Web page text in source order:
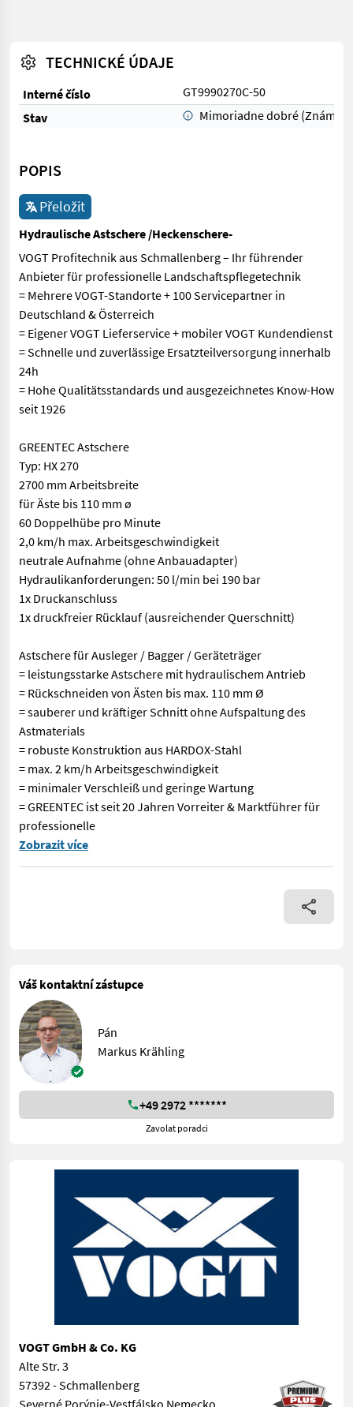
TECHNICKÉ ÚDAJE
Interné číslo
GT9990270C-50
Stav
Mimoriadne dobré (Známka
POPIS
Přeložit
Hydraulische Astschere /Heckenschere-
VOGT Profitechnik aus Schmallenberg – Ihr führender
Anbieter für professionelle Landschaftspflegetechnik
= Mehrere VOGT-Standorte + 100 Servicepartner in
Deutschland & Österreich
= Eigener VOGT Lieferservice + mobiler VOGT Kundendienst
= Schnelle und zuverlässige Ersatzteilversorgung innerhalb
24h
= Hohe Qualitätsstandards und ausgezeichnetes Know-How
seit 1926
GREENTEC Astschere
Typ: HX 270
2700 mm Arbeitsbreite
für Äste bis 110 mm ø
60 Doppelhübe pro Minute
2,0 km/h max. Arbeitsgeschwindigkeit
neutrale Aufnahme (ohne Anbauadapter)
Hydraulikanforderungen: 50 l/min bei 190 bar
1x Druckanschluss
1x druckfreier Rücklauf (ausreichender Querschnitt)
Astschere für Ausleger / Bagger / Geräteträger
= leistungsstarke Astschere mit hydraulischem Antrieb
= Rückschneiden von Ästen bis max. 110 mm Ø
= sauberer und kräftiger Schnitt ohne Aufspaltung des
Astmaterials
= robuste Konstruktion aus HARDOX-Stahl
= max. 2 km/h Arbeitsgeschwindigkeit
= minimaler Verschleiß und geringe Wartung
= GREENTEC ist seit 20 Jahren Vorreiter & Marktführer für
professionelle
VOGT Profitechnik aus Schmallenberg – Ihr führender
Zobrazit více
Váš kontaktní zástupce
Pán
Markus Krähling
+49 2972 *******
Zavolat poradci
VOGT GmbH & Co. KG
Alte Str. 3
57392 - Schmallenberg